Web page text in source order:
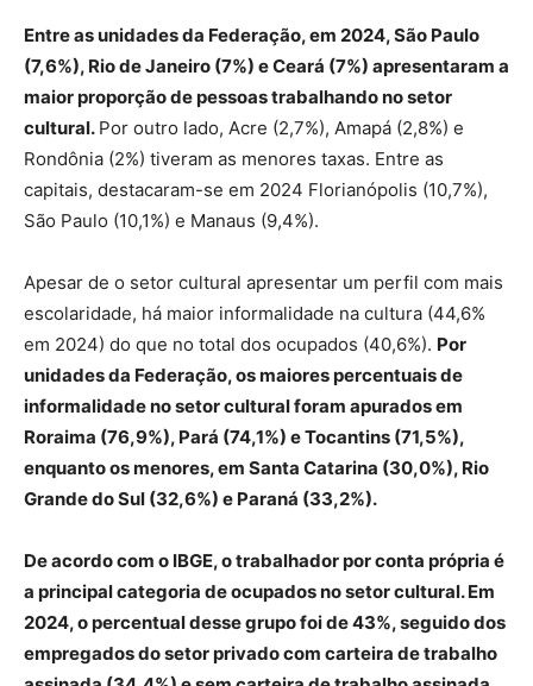
Entre as unidades da Federação, em 2024, São Paulo
(7,6%), Rio de Janeiro (7%) e Ceará (7%) apresentaram a
maior proporção de pessoas trabalhando no setor
cultural. Por outro lado, Acre (2,7%), Amapá (2,8%) e
Rondônia (2%) tiveram as menores taxas. Entre as
capitais, destacaram-se em 2024 Florianópolis (10,7%),
São Paulo (10,1%) e Manaus (9,4%).
Apesar de o setor cultural apresentar um perfil com mais
escolaridade, há maior informalidade na cultura (44,6%
em 2024) do que no total dos ocupados (40,6%). Por
unidades da Federação, os maiores percentuais de
informalidade no setor cultural foram apurados em
Roraima (76,9%), Pará (74,1%) e Tocantins (71,5%),
enquanto os menores, em Santa Catarina (30,0%), Rio
Grande do Sul (32,6%) e Paraná (33,2%).
De acordo com o IBGE, o trabalhador por conta própria é
a principal categoria de ocupados no setor cultural. Em
2024, o percentual desse grupo foi de 43%, seguido dos
empregados do setor privado com carteira de trabalho